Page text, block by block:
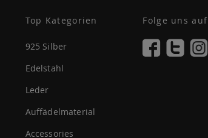
Top Kategorien
925 Silber
Edelstahl
Leder
Auffädelmaterial
Accessories
Folge uns auf